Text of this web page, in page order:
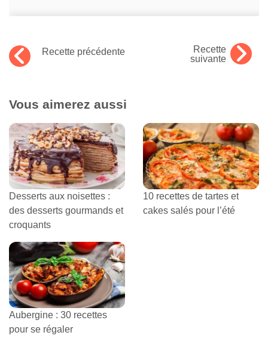
Recette précédente
Recette
suivante
Vous aimerez aussi
Desserts aux noisettes :
des desserts gourmands et
croquants
10 recettes de tartes et
cakes salés pour l’été
Aubergine : 30 recettes
pour se régaler